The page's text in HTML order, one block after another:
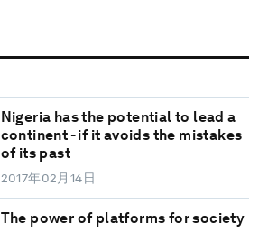
Nigeria has the potential to lead a
continent - if it avoids the mistakes
of its past
2017年02月14日
The power of platforms for society